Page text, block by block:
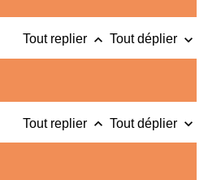
Tout replier keyboard_arrow_up Tout déplier keyboard_arrow_down
Tout replier keyboard_arrow_up Tout déplier keyboard_arrow_down